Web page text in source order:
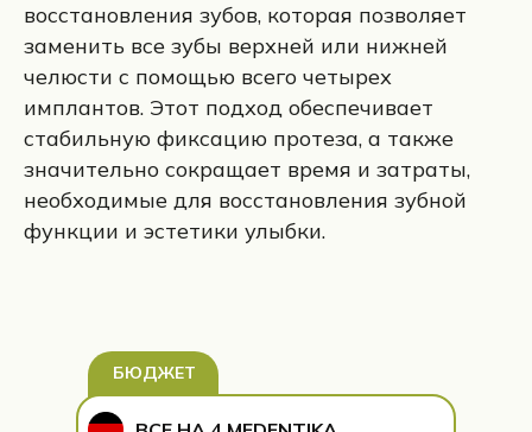
восстановления зубов, которая позволяет
заменить все зубы верхней или нижней
челюсти с помощью всего четырех
имплантов. Этот подход обеспечивает
стабильную фиксацию протеза, а также
значительно сокращает время и затраты,
необходимые для восстановления зубной
функции и эстетики улыбки.
БЮДЖЕТ